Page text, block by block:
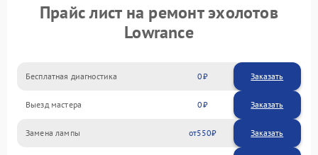
Прайс лист на ремонт эхолотов
Lowrance
Бесплатная диагностика 0 Заказать
Выезд мастера 0 Заказать
Замена лампы 550